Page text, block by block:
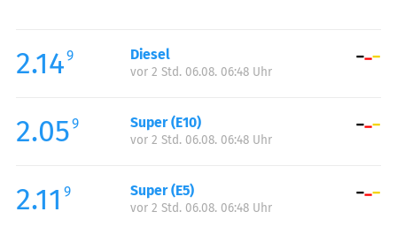
Mittwoch:
06:00-21:00
Donnerstag:
Samstag:
07:00-21:00
Sonntag:
2.149 Diesel
vor 2 Std. 06.08. 06:48 Uhr
2.059 Super (E10)
vor 2 Std. 06.08. 06:48 Uhr
2.11 9 Super (E5)
vor 2 Std. 06.08. 06:48 Uhr